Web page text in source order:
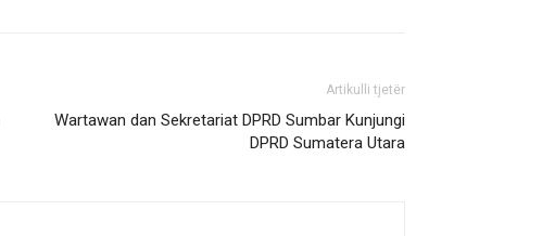
Artikulli tjetër
Wartawan dan Sekretariat DPRD Sumbar Kunjungi
DPRD Sumatera Utara